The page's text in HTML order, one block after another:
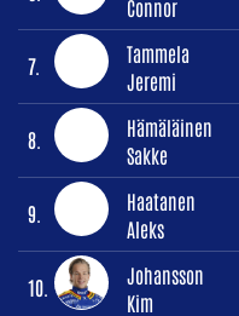
Connor
7.
Tammela
Jeremi
8.
Hämäläinen
Sakke
9.
Haatanen
Aleks
10.
Johansson
Kim